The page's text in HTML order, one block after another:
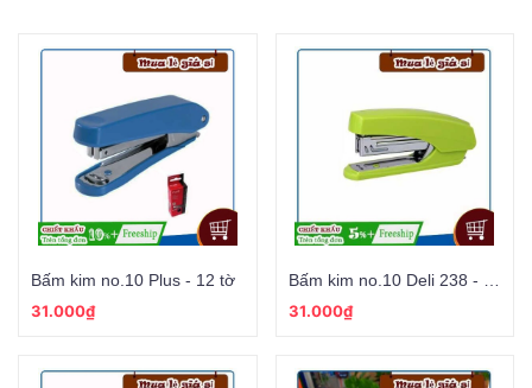
Bấm kim no.10 Plus - 12 tờ
31.000₫
31.000₫